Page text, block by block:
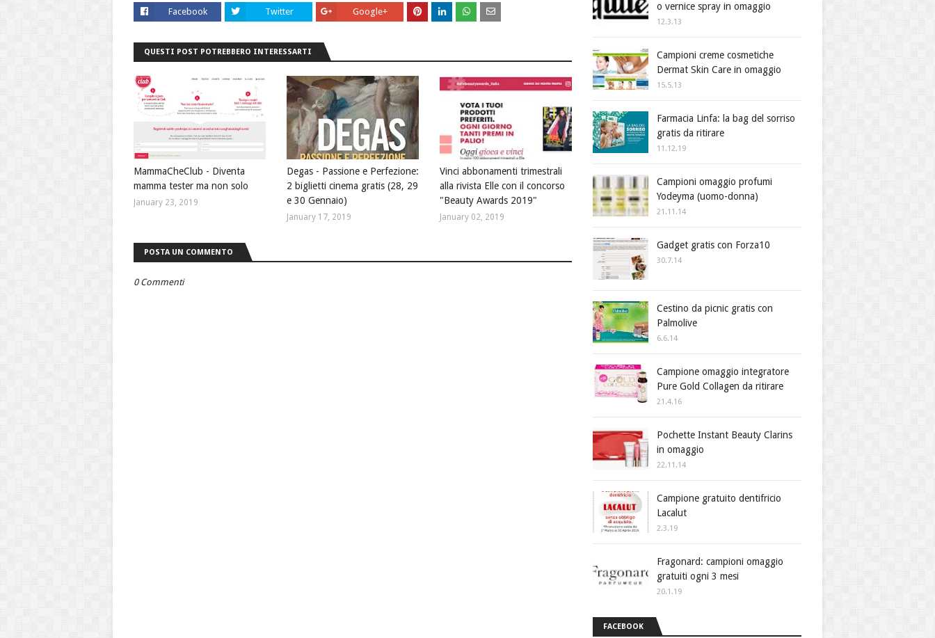
Facebook Twitter Google+
QUESTI POST POTREBBERO INTERESSARTI
MammaCheClub - Diventa
mamma tester ma non solo
January 23, 2019
Degas - Passione e Perfezione:
2 biglietti cinema gratis (28, 29
e 30 Gennaio)
January 17, 2019
Vinci abbonamenti trimestrali
alla rivista Elle con il concorso
"Beauty Awards 2019"
January 02, 2019
POSTA UN COMMENTO
0 Commenti
o vernice spray in omaggio
12.3.13
Campioni creme cosmetiche
Dermat Skin Care in omaggio
15.5.13
Farmacia Linfa: la bag del sorriso
gratis da ritirare
11.12.19
Campioni omaggio profumi
Yodeyma (uomo-donna)
21.11.14
Gadget gratis con Forza10
30.7.14
Cestino da picnic gratis con
Palmolive
6.6.14
Campione omaggio integratore
Pure Gold Collagen da ritirare
21.4.16
Pochette Instant Beauty Clarins
in omaggio
22.11.14
Campione gratuito dentifricio
Lacalut
2.3.19
Fragonard: campioni omaggio
gratuiti ogni 3 mesi
20.1.19
FACEBOOK